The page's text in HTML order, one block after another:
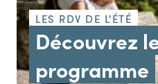
LES RDV DE L'ÉTÉ
Découvrez
programme